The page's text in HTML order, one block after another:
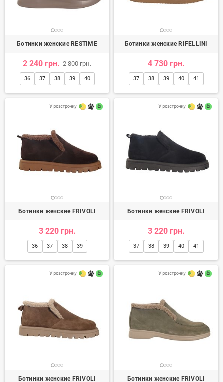
Ботинки женские RESTIME
2 240 грн. 2 800 грн.
36 37 38 39 40
Ботинки женские RIFELLINI
4 730 грн.
37 38 39 40 41
Ботинки женские FRIVOLI
3 220 грн.
36 37 38 39
Ботинки женские FRIVOLI
3 220 грн.
37 38 39 40 41
Ботинки женские FRIVOLI Ботинки женские FRIVOLI